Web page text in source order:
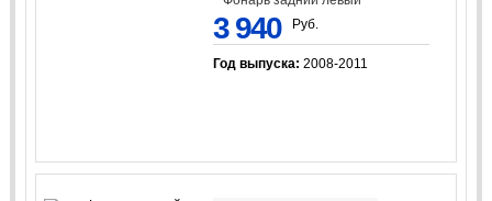
3 940 Руб.
Год выпуска: 2008-2011